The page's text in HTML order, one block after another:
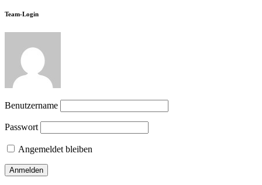
Team-Login
Benutzername
Passwort
Angemeldet bleiben